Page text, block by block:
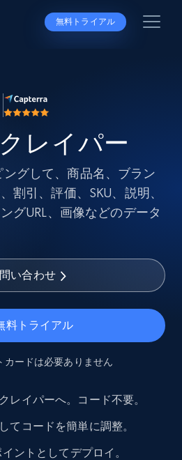
無料トライアル
レイパー
グして、商品名、ブラン
割引、評価、SKU、説明、
グURL、画像などのデータ
い合わせ
料トライアル
カードは必要ありません
レイパーへ。コード不要。
てコードを簡単に調整。
ントとしてデプロイ。